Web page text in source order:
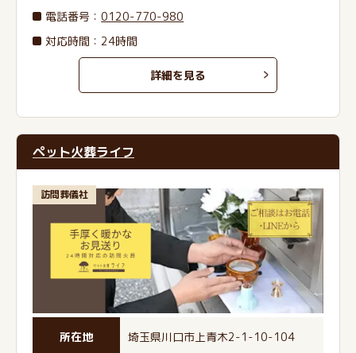
電話番号 ：0120-770-980
対応時間：24時間
詳細を見る
ペット火葬ライフ
訪問葬儀社
所在地 埼玉県川口市上青木2-1-10-104